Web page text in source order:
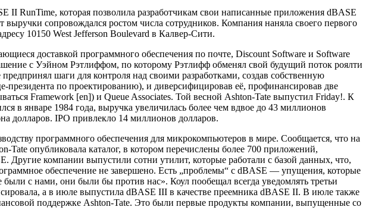
II RunTime, которая позволила разработчикам свои написанные приложения dBASE
сопровождался ростом числа сотрудников. Компания наняла своего первого
10150 West Jefferson Boulevard в Калвер-Сити.
доставкой программного обеспечения по почте, Discount Software и Software
с Уэйном Рэтлиффом, по которому Рэтлифф обменял свой будущий поток роялти
шаги для контроля над своими разработками, создав собственную
по проектированию), и диверсифицировав её, профинансировав две
Framework [en]) и Queue Associates. Той весной Ashton-Tate выпустил Friday!. К
в январе 1984 года, выручка увеличилась более чем вдвое до 43 миллионов
долларов. IPO привлекло 14 миллионов долларов.
программного обеспечения для микрокомпьютеров в мире. Сообщается, что на
опубликовала каталог, в котором перечислены более 700 приложений,
компании выпустили сотни утилит, которые работали с базой данных, что,
обеспечение не завершено. Есть „проблемы“ с dBASE — упущения, которые
с нами, они были бы против нас». Коул пообещал всегда уведомлять третьи
а в июле выпустила dBASE III в качестве преемника dBASE II. В июле также
поддержке Ashton-Tate. Это были первые продукты компании, выпущенные со